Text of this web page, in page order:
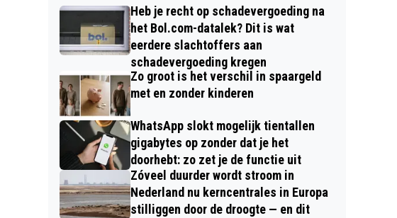
Heb je recht op schadevergoeding na
het Bol.com-datalek? Dit is wat
eerdere slachtoffers aan
schadevergoeding kregen
Zo groot is het verschil in spaargeld
met en zonder kinderen
WhatsApp slokt mogelijk tientallen
gigabytes op zonder dat je het
doorhebt: zo zet je de functie uit
Zóveel duurder wordt stroom in
Nederland nu kerncentrales in Europa
stilliggen door de droogte — en dit